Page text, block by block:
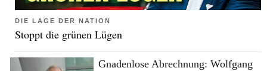
DIE LAGE DER NATION
Stoppt die grünen Lügen
Gnadenlose Abrechnung: Wolfgang